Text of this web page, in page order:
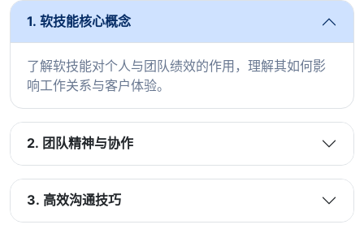
1. 软技能核心概念
了解软技能对个人与团队绩效的作用，理解其如何影
响工作关系与客户体验。
2. 团队精神与协作
3. 高效沟通技巧